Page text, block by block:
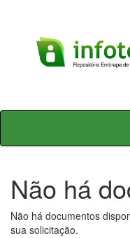
Skip
Não há
Não há documentos
sua solicitação.